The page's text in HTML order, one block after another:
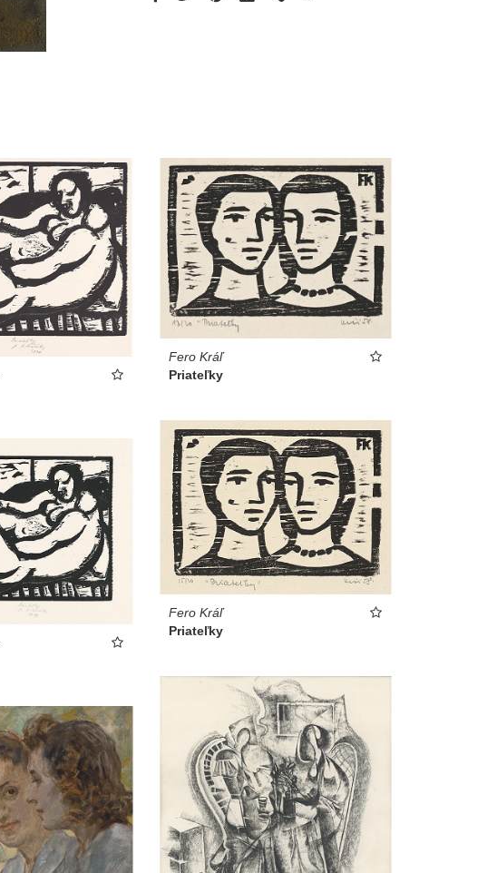
Fero Kráľ
Priateľky
Fero Kráľ
Priateľky